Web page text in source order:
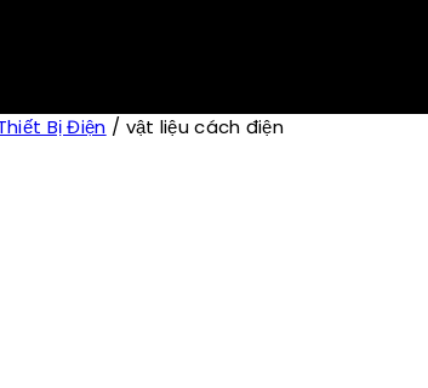
Bị Điện / vật liệu cách điện